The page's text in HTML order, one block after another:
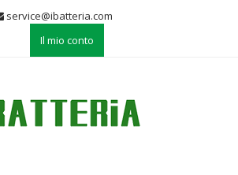
service@ibatteria.com
Il mio conto